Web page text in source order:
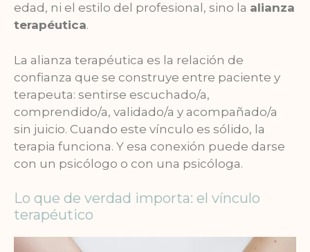
edad, ni el estilo del profesional, sino la alianza
terapéutica.
La alianza terapéutica es la relación de
confianza que se construye entre paciente y
terapeuta: sentirse escuchado/a,
comprendido/a, validado/a y acompañado/a
sin juicio. Cuando este vínculo es sólido, la
terapia funciona. Y esa conexión puede darse
con un psicólogo o con una psicóloga.
Lo que de verdad importa: el vínculo
terapéutico